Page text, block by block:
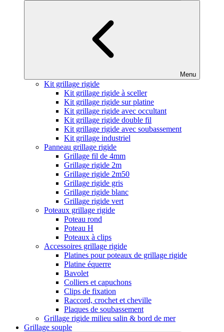
Menu
Kit grillage rigide
Kit grillage rigide à sceller
Kit grillage rigide sur platine
Kit grillage rigide avec occultant
Kit grillage rigide double fil
Kit grillage rigide avec soubassement
Kit grillage industriel
Panneau grillage rigide
Grillage fil de 4mm
Grillage rigide 2m
Grillage rigide 2m50
Grillage rigide gris
Grillage rigide blanc
Grillage rigide vert
Poteaux grillage rigide
Poteau rond
Poteau H
Poteaux à clips
Accessoires grillage rigide
Platines pour poteaux de grillage rigide
Platine équerre
Bavolet
Colliers et capuchons
Clips de fixation
Raccord, crochet et cheville
Plaques de soubassement
Grillage rigide milieu salin & bord de mer
Grillage souple